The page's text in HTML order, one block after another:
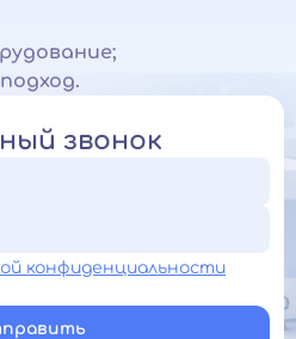
звонок
конфиденциальности